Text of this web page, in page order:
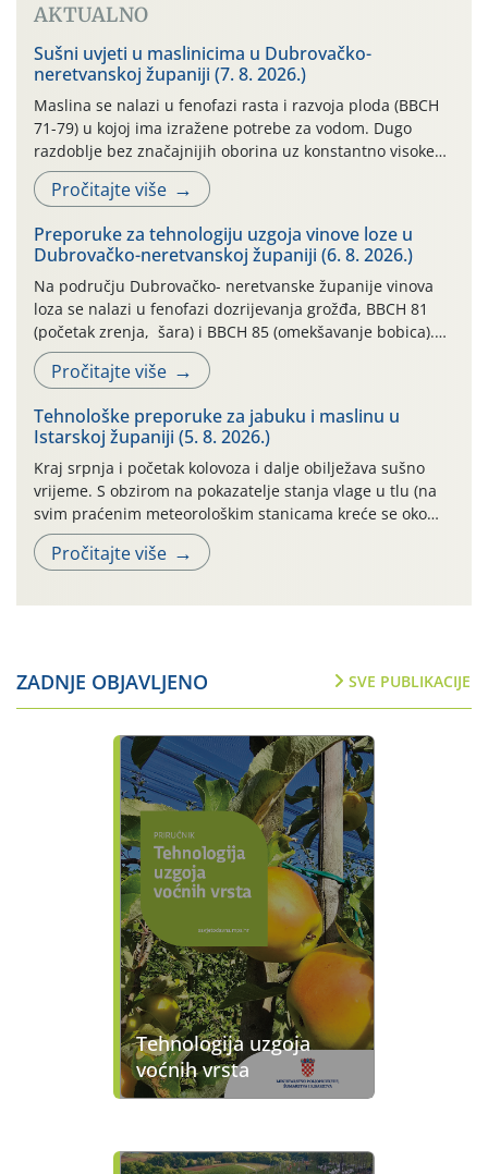
AKTUALNO
Sušni uvjeti u maslinicima u Dubrovačko-
neretvanskoj županiji (7. 8. 2026.)
Maslina se nalazi u fenofazi rasta i razvoja ploda (BBCH
71-79) u kojoj ima izražene potrebe za vodom. Dugo
razdoblje bez značajnijih oborina uz konstantno visoke
temperature negativno utječe na rast i razvoj ploda, a
takvo sušno razdoblje će se nastaviti. Primjeri
(min. temp. 19,84°C , max. temp. […]
Pročitajte više
Preporuke za tehnologiju uzgoja vinove loze u
Dubrovačko-neretvanskoj županiji (6. 8. 2026.)
Na području Dubrovačko- neretvanske županije vinova
loza se nalazi u fenofazi dozrijevanja grožđa, BBCH 81
(početak zrenja, šara) i BBCH 85 (omekšavanje bobica).
Vinova loza, ovu godinu, prolazi kroz dugotrajno sušno i
vrlo vruće razdoblje, bez oborina ili vrlo malo , što
bi se dobila vrhunska sirovina. […]
Pročitajte više
Tehnološke preporuke za jabuku i maslinu u
Istarskoj županiji (5. 8. 2026.)
Kraj srpnja i početak kolovoza i dalje obilježava sušno
vrijeme. S obzirom na pokazatelje stanja vlage u tlu (na
svim praćenim meteorološkim stanicama kreće se oko
maksimalne vrijednosti od cb 200) jabuke se još i dobro,
vizualno, drže. To, međutim, ne umanjuje dugoročni
više godina […]
Pročitajte više
SVE PUBLIKACIJE
ZADNJE OBJAVLJENO
Tehnologija uzgoja
voćnih vrsta